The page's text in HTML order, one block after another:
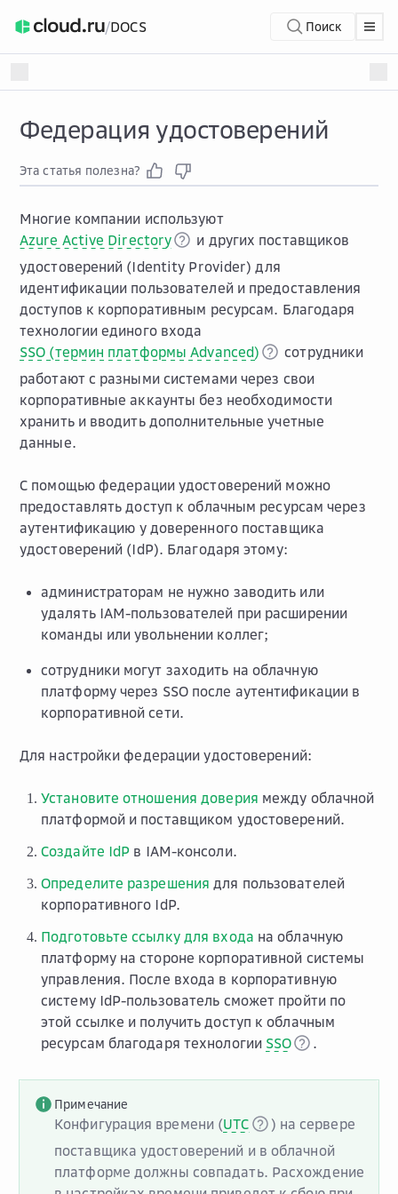
/DOCS Поиск
Федерация удостоверений
Эта статья полезна?
Многие компании используют
Azure Active Directory
и других поставщиков
удостоверений (Identity Provider) для
идентификации пользователей и предоставления
доступов к корпоративным ресурсам. Благодаря
технологии единого входа
SSO (термин платформы Advanced)
сотрудники
работают с разными системами через свои
корпоративные аккаунты без необходимости
хранить и вводить дополнительные учетные
данные.
С помощью федерации удостоверений можно
предоставлять доступ к облачным ресурсам через
аутентификацию у доверенного поставщика
удостоверений (IdP). Благодаря этому:
администраторам не нужно заводить или
удалять IAM-пользователей при расширении
команды или увольнении коллег;
сотрудники могут заходить на облачную
платформу через SSO после аутентификации в
корпоративной сети.
Для настройки федерации удостоверений:
Установите отношения доверия между облачной
платформой и поставщиком удостоверений.
Создайте IdP в IAM-консоли.
Определите разрешения для пользователей
корпоративного IdP.
Подготовьте ссылку для входа на облачную
платформу на стороне корпоративной системы
управления. После входа в корпоративную
систему IdP-пользователь сможет пройти по
этой ссылке и получить доступ к облачным
ресурсам благодаря технологии SSO .
Примечание
Конфигурация времени (UTC
) на сервере
поставщика удостоверений и в облачной
платформе должны совпадать. Расхождение